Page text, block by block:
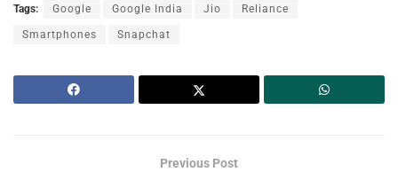
Tags: Google Google India Jio Reliance
Smartphones Snapchat
Previous Post